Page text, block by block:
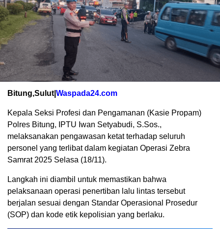
Bitung,Sulut| Waspada24.com
Kepala Seksi Profesi dan Pengamanan (Kasie Propam)
Polres Bitung, IPTU Iwan Setyabudi, S.Sos.,
melaksanakan pengawasan ketat terhadap seluruh
personel yang terlibat dalam kegiatan Operasi Zebra
Samrat 2025 Selasa (18/11).
Langkah ini diambil untuk memastikan bahwa
pelaksanaan operasi penertiban lalu lintas tersebut
berjalan sesuai dengan Standar Operasional Prosedur
(SOP) dan kode etik kepolisian yang berlaku.